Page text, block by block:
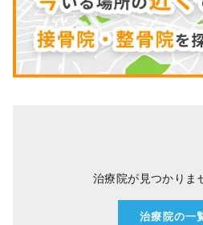
治療院が見つかりま
治療院の一